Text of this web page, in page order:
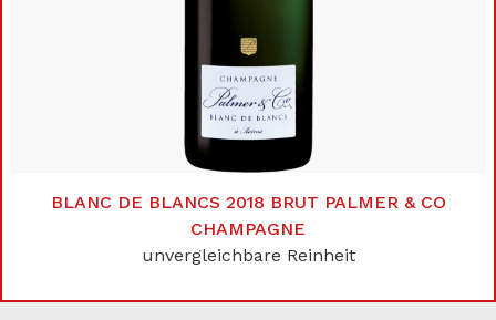
BLANC DE BLANCS 2018 BRUT PALMER & CO
CHAMPAGNE
unvergleichbare Reinheit